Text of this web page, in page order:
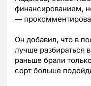
финансированием,
—
Он добавил, что в
лучше разбираться
раньше брали
сорт больше